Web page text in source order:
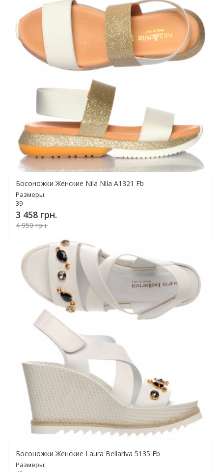
Босоножки Женские Nila Nila A1321 Fb
Размеры:
39
3 458 грн.
4 950 грн.
Купить!
Босоножки Женские Laura Bellariva 5135 Fb
Размеры: